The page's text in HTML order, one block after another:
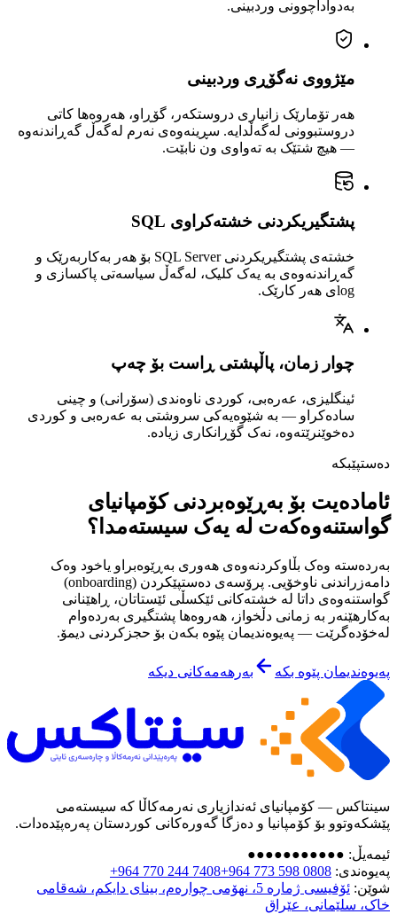
بەدواداچوونی وردبینی.
مێژووی نەگۆڕی وردبینی
هەر تۆمارێک زانیاری دروستکەر، گۆڕاو، هەروەها کاتی
دروستبوونی لەگەڵدایە. سڕینەوەی نەرم لەگەڵ گەڕاندنەوە
— هیچ شتێک بە تەواوی ون نابێت.
پشتگیریکردنی خشتەکراوی SQL
خشتەی پشتگیریکردنی SQL Server بۆ هەر بەکاربەرێک و
گەڕاندنەوەی بە یەک کلیک، لەگەڵ سیاسەتی پاکسازی و
logی هەر کارێک.
چوار زمان، پاڵپشتی ڕاست بۆ چەپ
ئینگلیزی، عەرەبی، کوردی ناوەندی (سۆرانی) و چینی
سادەکراو — بە شێوەیەکی سروشتی بە عەرەبی و کوردی
دەخوێنرێتەوە، نەک گۆڕانکاری زیادە.
دەستپێبکە
ئامادەیت بۆ بەڕێوەبردنی کۆمپانیای
گواستنەوەکەت لە یەک سیستەمدا؟
بەردەستە وەک بڵاوکردنەوەی هەوری بەڕێوەبراو یاخود وەک
دامەزراندنی ناوخۆیی. پرۆسەی دەستپێکردن (onboarding)
گواستنەوەی داتا لە خشتەکانی ئێکسڵی ئێستاتان، ڕاهێنانی
بەکارهێنەر بە زمانی دڵخواز، هەروەها پشتگیری بەردەوام
لەخۆدەگرێت — پەیوەندیمان پێوە بکەن بۆ حجزکردنی دیمۆ.
پەیوەندیمان پێوە بکە بەرهەمەکانی دیکە
سینتاکس — کۆمپانیای ئەندازیاری نەرمەکاڵا کە سیستەمی
پێشکەوتوو بۆ کۆمپانیا و دەزگا گەورەکانی کوردستان پەرەپێدەدات.
ئیمەیڵ: ●●●●●●●●●●●
پەیوەندی:
+964 770 244 7408+964 773 598 0808
شوێن:
ئۆفیسی ژمارە 5، نهۆمی چوارەم، بینای دایکم، شەقامی
خاک، سلێمانی، عێراق